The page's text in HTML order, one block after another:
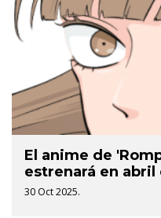
El anime de
estrenará en abril
30 Oct 2025.